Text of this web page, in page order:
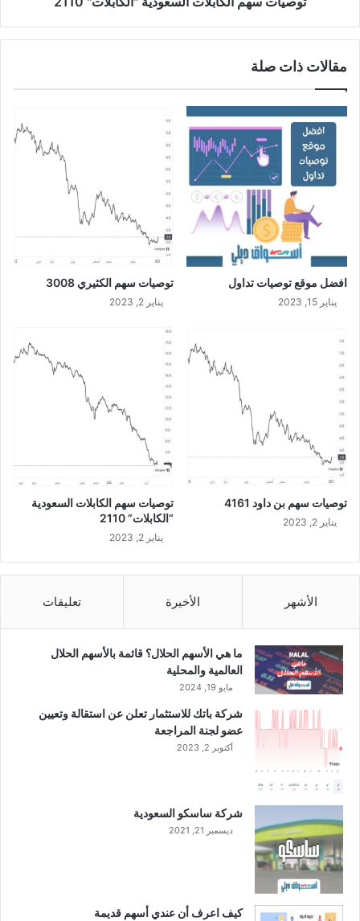
ع
ه
ب
ت
ة
"
ا
ب
ت
"
2
1
1
مقالات ذات صلة
افضل موقع توصيات تداول
يناير 15, 2023
توصيات سهم الكثيري 3008
يناير 2, 2023
توصيات سهم بن داود 4161
يناير 2, 2023
توصيات سهم الكابلات السعودية
“الكابلات” 2110
يناير 2, 2023
الأشهر الأخيرة تعليقات
ما هي الأسهم الحلال؟ قائمة بالأسهم الحلال
العالمية والمحلية
مايو 19, 2024
شركة باتك للاستثمار تعلن عن استقالة وتعيين
عضو لجنة المراجعة
أكتوبر 2, 2023
شركة ساسكو السعودية
ديسمبر 21, 2021
كيف اعرف أن عندي أسهم قديمة